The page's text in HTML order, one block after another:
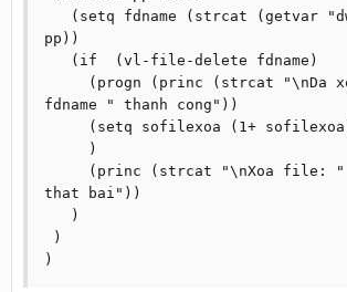
pp))
fdname " thanh cong"))
that bai"))